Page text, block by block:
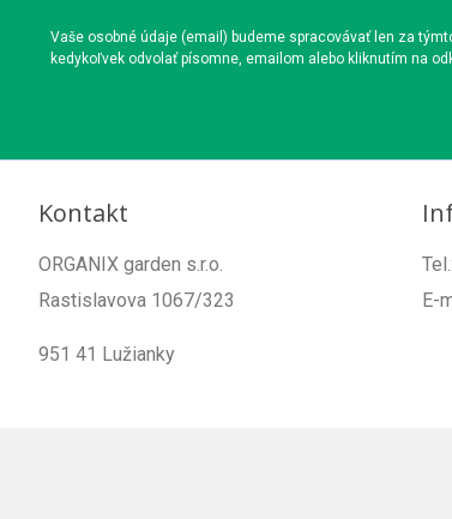
Vaše osobné údaje (email) budeme spracovávať len za
kedykoľvek odvolať písomne, emailom alebo kliknutím na
Kontakt
ORGANIX garden s.r.o.
Rastislavova 1067/323
951 41 Lužianky
Tel.:
E-